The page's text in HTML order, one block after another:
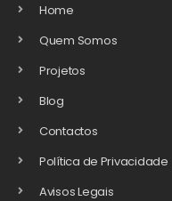
Home
Quem Somos
Projetos
Blog
Contactos
Política de Privacidade
Avisos Legais